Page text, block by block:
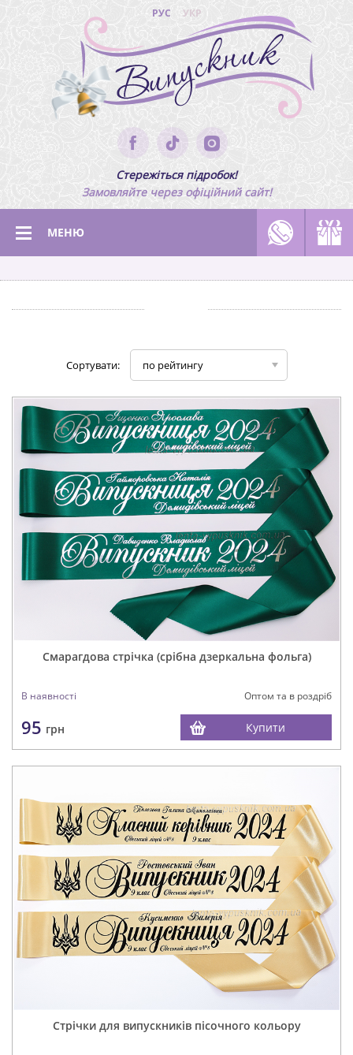
РУС УКР
Стережіться підробок!
Замовляйте через офіційний сайт!
МЕНЮ
Сортувати: по рейтингу
Смарагдова стрічка (срібна дзеркальна фольга)
В наявності Оптом та в роздріб
95 грн Купити
Стрічки для випускників пісочного кольору